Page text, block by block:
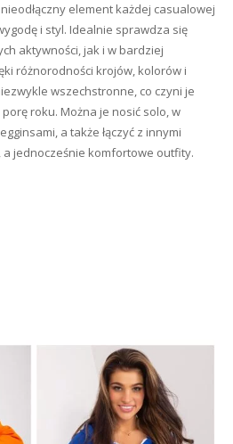
element każdej casualowej
i styl. Idealnie sprawdza się
aktywności, jak i w bardziej
różnorodności krojów, kolorów i
wszechstronne, co czyni je
roku. Można je nosić solo, w
a także łączyć z innymi
jednocześnie komfortowe outfity.